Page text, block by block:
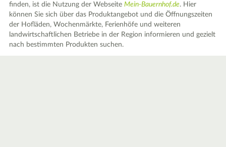
finden, ist die Nutzung der WebseiteMein-Bauernhof.de. Hier
können Sie sich über das Produktangebot und die Öffnungszeiten
der Hofläden, Wochenmärkte, Ferienhöfe und weiteren
landwirtschaftlichen Betriebe in der Region informieren und gezielt
nach bestimmten Produkten suchen.